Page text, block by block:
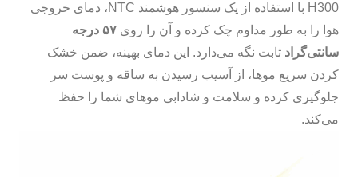
H300 با استفاده از یک سنسور هوشمند NTC، دمای خروجی
هوا را به طور مداوم چک کرده و آن را روی
۵۷ درجه
سانتی‌گراد ثابت نگه می‌دارد. این دمای بهینه، ضمن خشک
کردن سریع موها، از آسیب رسیدن به ساقه و پوست سر
جلوگیری کرده و سلامت و شادابی موهای شما را حفظ
می‌کند.